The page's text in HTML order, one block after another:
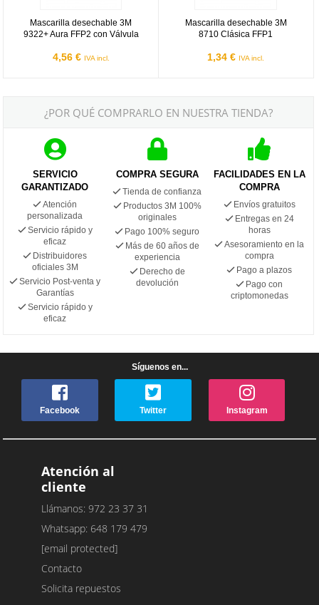
Mascarilla desechable 3M
9322+ Aura FFP2 con Válvula
4,56 € IVA incl.
Mascarilla desechable 3M
8710 Clásica FFP1
1,34 € IVA incl.
¿POR QUÉ COMPRARLO EN NUESTRA TIENDA?
SERVICIO
GARANTIZADO
Atención
personalizada
Servicio rápido y
eficaz
Distribuidores
oficiales 3M
Servicio Post-venta y
Garantías
Servicio rápido y
eficaz
COMPRA SEGURA
Tienda de confianza
Productos 3M 100%
originales
Pago 100% seguro
Más de 60 años de
experiencia
Derecho de
devolución
FACILIDADES EN LA
COMPRA
Envíos gratuitos
Entregas en 24
horas
Asesoramiento en la
compra
Pago a plazos
Pago con
criptomonedas
Síguenos en...
Facebook Twitter Instagram
Atención al
cliente
Llámanos: 972 23 37 31
Whatsapp: 648 179 479
[email protected]
Contacto
Solicita repuestos